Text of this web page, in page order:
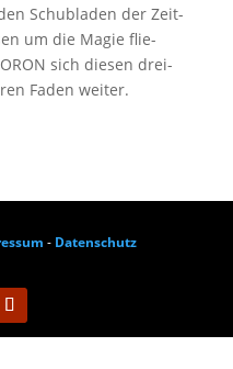
Schub­la­den der Zeit­
um die Magie flie­
sich die­sen drei­
Faden wei­ter.
- Datenschutz